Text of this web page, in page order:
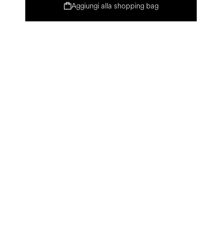
Aggiungi alla shopping bag